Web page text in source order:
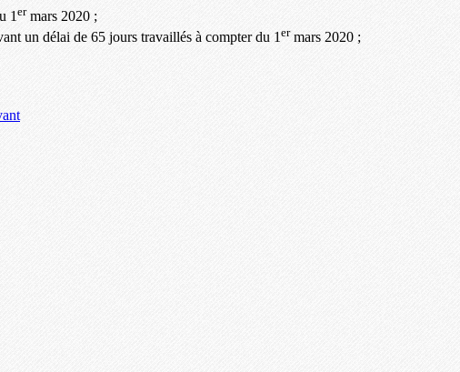
1ermars 2020 ;
un délai de 65 jours travaillés à compter du 1 ermars 2020 ;